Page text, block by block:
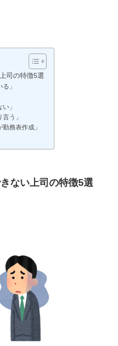
司の特徴5選
」
」
う」
務表作成」
ない上司の特徴5選